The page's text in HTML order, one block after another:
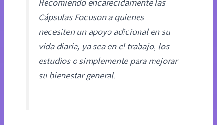
Recomiendo encarecidamente las
Cápsulas Focuson a quienes
necesiten un apoyo adicional en su
vida diaria, ya sea en el trabajo, los
estudios o simplemente para mejorar
su bienestar general.